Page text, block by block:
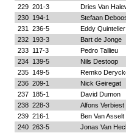
229 201-3
Dries Van
230
194-1
Stefaan
231
236-5
Eddy Quintelier
232
193-3
Bart de Jonge
233
117-3
Pedro Tallieu
234
139-5
Nils Destoop
235
149-5
Remko
236 209-1
Nick Geiregat
237
185-1
David Dumon
238 228-3
Alfons Verbiest
239 216-1
Ben Van Asselt
240 263-5
Jonas Van